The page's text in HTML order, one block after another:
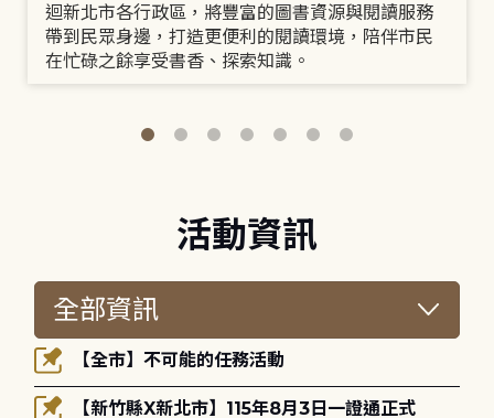
迴新北市各行政區，將豐富的圖書資源與閱讀服務
帶到民眾身邊，打造更便利的閱讀環境，陪伴市民
在忙碌之餘享受書香、探索知識。
活動資訊
【全市】不可能的任務活動